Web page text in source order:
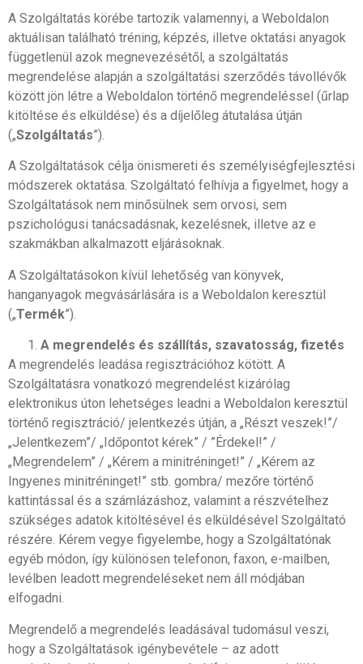
A Szolgáltatás körébe tartozik valamennyi, a Weboldalon
aktuálisan található tréning, képzés, illetve oktatási anyagok
függetlenül azok megnevezésétől, a szolgáltatás
megrendelése alapján a szolgáltatási szerződés távollévők
között jön létre a Weboldalon történő megrendeléssel (űrlap
kitöltése és elküldése) és a díjelőleg átutalása útján
(„Szolgáltatás”).
A Szolgáltatások célja önismereti és személyiségfejlesztési
módszerek oktatása. Szolgáltató felhívja a figyelmet, hogy a
Szolgáltatások nem minősülnek sem orvosi, sem
pszichológusi tanácsadásnak, kezelésnek, illetve az e
szakmákban alkalmazott eljárásoknak.
A Szolgáltatásokon kívül lehetőség van könyvek,
hanganyagok megvásárlására is a Weboldalon keresztül
(„Termék”).
A megrendelés és szállítás, szavatosság, fizetés
A megrendelés leadása regisztrációhoz kötött. A
Szolgáltatásra vonatkozó megrendelést kizárólag
elektronikus úton lehetséges leadni a Weboldalon keresztül
történő regisztráció/ jelentkezés útján, a „Részt veszek!”/
„Jelentkezem”/ „Időpontot kérek” / ”Érdekel!” /
„Megrendelem” / „Kérem a minitréninget!” / „Kérem az
Ingyenes minitréninget!” stb. gombra/ mezőre történő
kattintással és a számlázáshoz, valamint a részvételhez
szükséges adatok kitöltésével és elküldésével Szolgáltató
részére. Kérem vegye figyelembe, hogy a Szolgáltatónak
egyéb módon, így különösen telefonon, faxon, e-mailben,
levélben leadott megrendeléseket nem áll módjában
elfogadni.
Megrendelő a megrendelés leadásával tudomásul veszi,
hogy a Szolgáltatások igénybevétele – az adott